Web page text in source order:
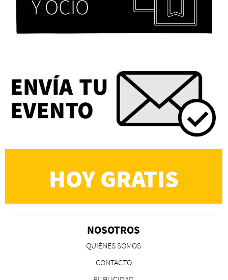
Eva Valero Juan: "Una mirada que construía un
universo donde lo único verdaderamente
importante eran los amigos y la literatura"
Martín Carrasco
CS, de José María Salazar
Invitadxs EnLima
HOY GRATIS
NOSOTROS
QUIÉNES SOMOS
CONTACTO